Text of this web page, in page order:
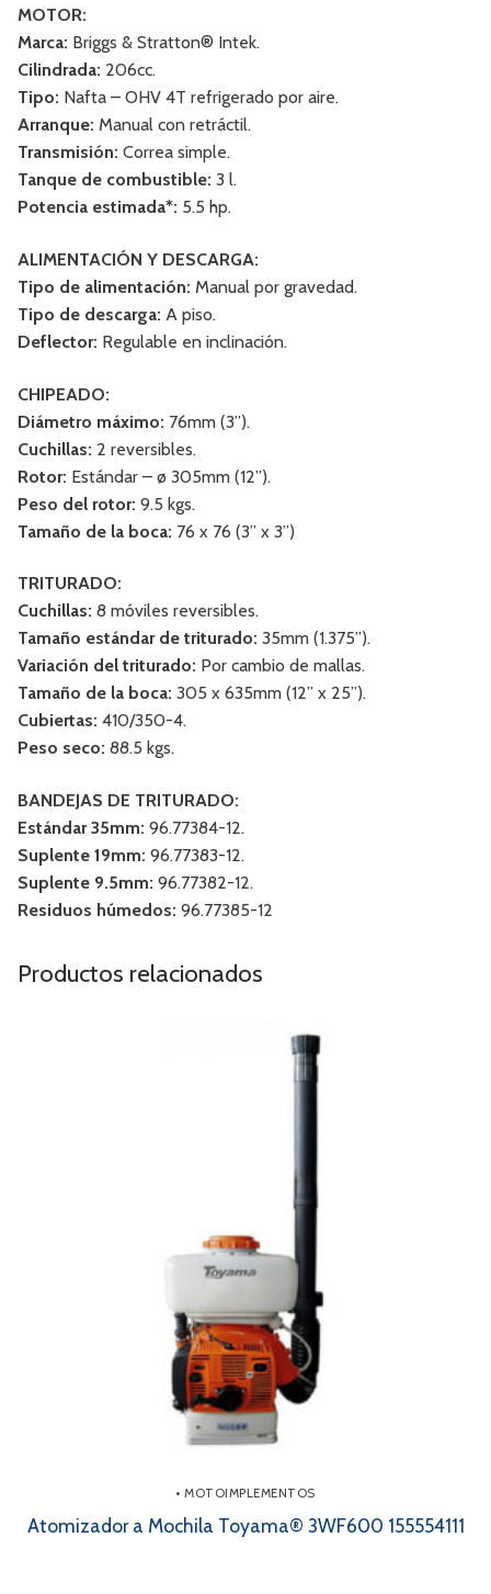
MOTOR:
Marca: Briggs & Stratton® Intek.
Cilindrada: 206cc.
Tipo: Nafta – OHV 4T refrigerado por aire.
Arranque: Manual con retráctil.
Transmisión: Correa simple.
Tanque de combustible: 3 l.
Potencia estimada*: 5.5 hp.
ALIMENTACIÓN Y DESCARGA:
Tipo de alimentación: Manual por gravedad.
Tipo de descarga: A piso.
Deflector: Regulable en inclinación.
CHIPEADO:
Diámetro máximo: 76mm (3”).
Cuchillas: 2 reversibles.
Rotor: Estándar – ø 305mm (12”).
Peso del rotor: 9.5 kgs.
Tamaño de la boca: 76 x 76 (3” x 3”)
TRITURADO:
Cuchillas: 8 móviles reversibles.
Tamaño estándar de triturado: 35mm (1.375”).
Variación del triturado: Por cambio de mallas.
Tamaño de la boca: 305 x 635mm (12” x 25”).
Cubiertas: 410/350-4.
Peso seco: 88.5 kgs.
BANDEJAS DE TRITURADO:
Estándar 35mm: 96.77384-12.
Suplente 19mm: 96.77383-12.
Suplente 9.5mm: 96.77382-12.
Residuos húmedos: 96.77385-12
Productos relacionados
• MOTOIMPLEMENTOS
Atomizador a Mochila Toyama® 3WF600 155554111